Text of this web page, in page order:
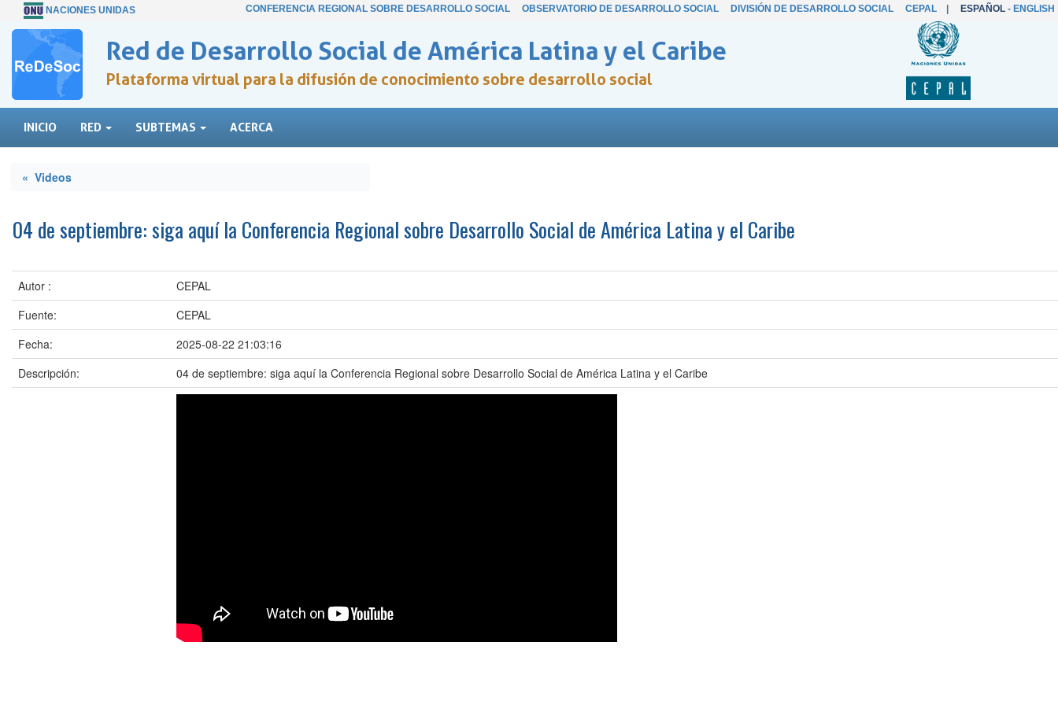
NACIONES UNIDAS CONFERENCIA REGIONAL SOBRE DESARROLLO SOCIAL OBSERVATORIO DE DESARROLLO SOCIAL DIVISIÓN DE DESARROLLO SOCIAL CEPAL| ESPAÑOL- ENGLISH
Red de Desarrollo Social de América Latina y el Caribe
Plataforma virtual para la difusión de conocimiento sobre desarrollo social
INICIO RED SUBTEMAS ACERCA
« Videos
04 de septiembre: siga aquí la Conferencia Regional sobre Desarrollo Social de América Latina y el Caribe
Autor :
CEPAL
Fuente:
CEPAL
Fecha:
2025-08-22 21:03:16
Descripción:
04 de septiembre: siga aquí la Conferencia Regional sobre Desarrollo Social de América Latina y el Caribe